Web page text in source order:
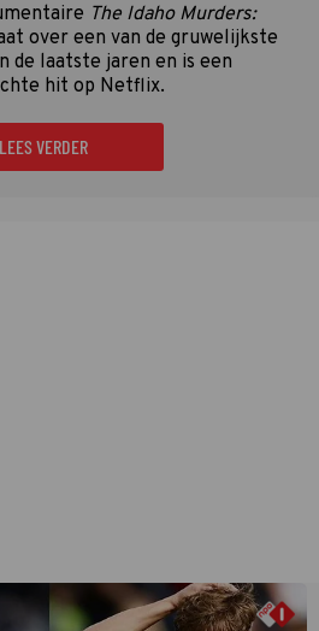
The Idaho Murders:
over een van de gruwelijkste
de laatste jaren en is een
hit op Netflix.
LEES VERDER